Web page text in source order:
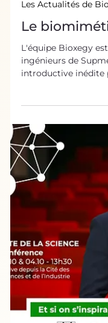
18 oct. 2020
Les Actualités de
Le
L'équipe Bioxegy
ingénieurs de
introductive
l'ingénierie bio-
biomimétisme.